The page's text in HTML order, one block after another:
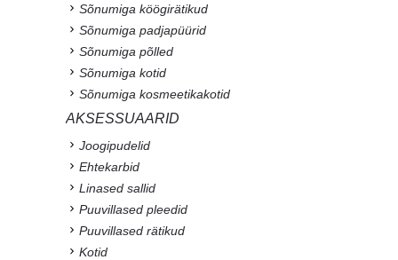
Sõnumiga köögirätikud
Sõnumiga padjapüürid
Sõnumiga põlled
Sõnumiga kotid
Sõnumiga kosmeetikakotid
AKSESSUAARID
Joogipudelid
Ehtekarbid
Linased sallid
Puuvillased pleedid
Puuvillased rätikud
Kotid